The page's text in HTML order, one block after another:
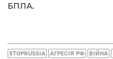
БПЛА.
STOPRUSSIA АГРЕСІЯ РФ ВІЙНА